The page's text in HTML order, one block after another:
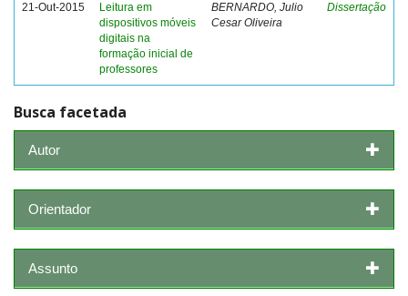
21-Out-2015
Leitura em
dispositivos móveis
digitais na
formação inicial de
professores
BERNARDO, Julio
Cesar Oliveira
Dissertação
Busca facetada
Autor
Orientador
Assunto